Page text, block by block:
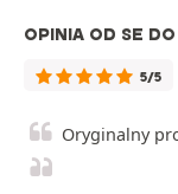
OPINIA OD SE DO
5/5
Oryginalny